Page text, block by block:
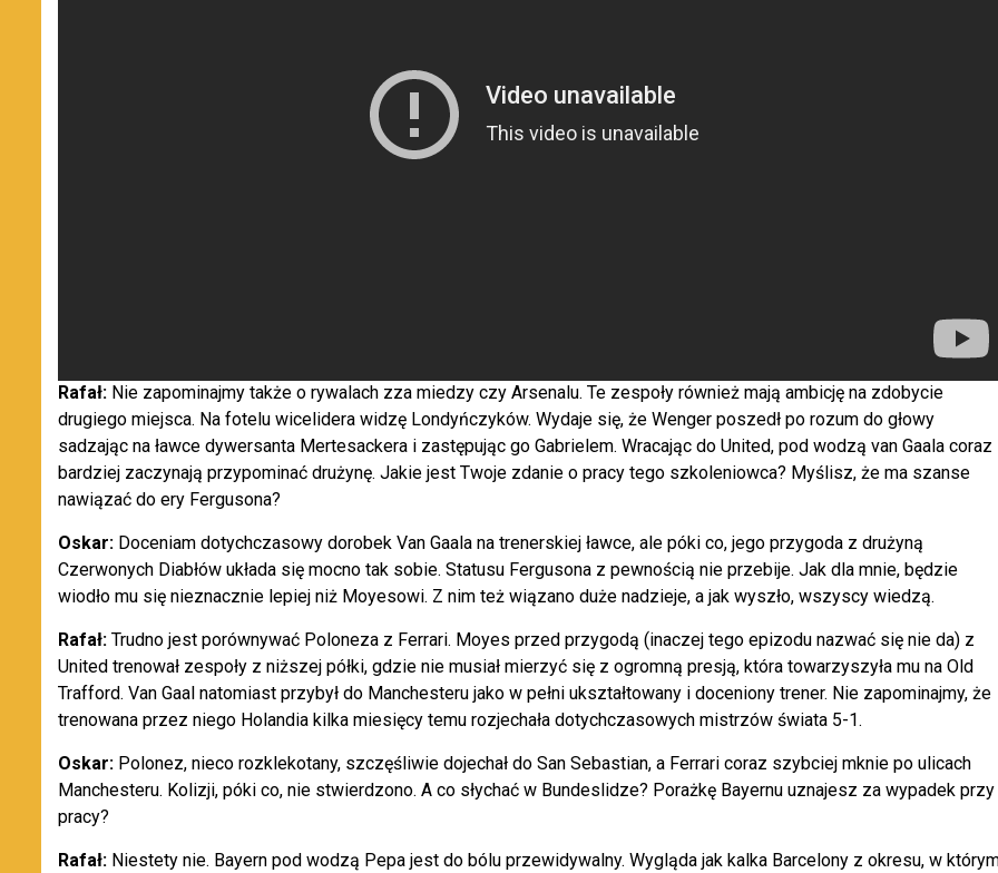
Rafał: Nie zapominajmy także o rywalach zza miedzy czy Arsenalu. Te zespoły również mają ambicję na zdobycie
drugiego miejsca. Na fotelu wicelidera widzę Londyńczyków. Wydaje się, że Wenger poszedł po rozum do głowy
sadzając na ławce dywersanta Mertesackera i zastępując go Gabrielem. Wracając do United, pod wodzą van Gaala coraz
bardziej zaczynają przypominać drużynę. Jakie jest Twoje zdanie o pracy tego szkoleniowca? Myślisz, że ma szanse
nawiązać do ery Fergusona?
Oskar: Doceniam dotychczasowy dorobek Van Gaala na trenerskiej ławce, ale póki co, jego przygoda z drużyną
Czerwonych Diabłów układa się mocno tak sobie. Statusu Fergusona z pewnością nie przebije. Jak dla mnie, będzie
wiodło mu się nieznacznie lepiej niż Moyesowi. Z nim też wiązano duże nadzieje, a jak wyszło, wszyscy wiedzą.
Rafał: Trudno jest porównywać Poloneza z Ferrari. Moyes przed przygodą (inaczej tego epizodu nazwać się nie da) z
United trenował zespoły z niższej półki, gdzie nie musiał mierzyć się z ogromną presją, która towarzyszyła mu na Old
Trafford. Van Gaal natomiast przybył do Manchesteru jako w pełni ukształtowany i doceniony trener. Nie zapominajmy, że
trenowana przez niego Holandia kilka miesięcy temu rozjechała dotychczasowych mistrzów świata 5-1.
Oskar: Polonez, nieco rozklekotany, szczęśliwie dojechał do San Sebastian, a Ferrari coraz szybciej mknie po ulicach
Manchesteru. Kolizji, póki co, nie stwierdzono. A co słychać w Bundeslidze? Porażkę Bayernu uznajesz za wypadek przy
pracy?
Rafał: Niestety nie. Bayern pod wodzą Pepa jest do bólu przewidywalny. Wygląda jak kalka Barcelony z okresu, w